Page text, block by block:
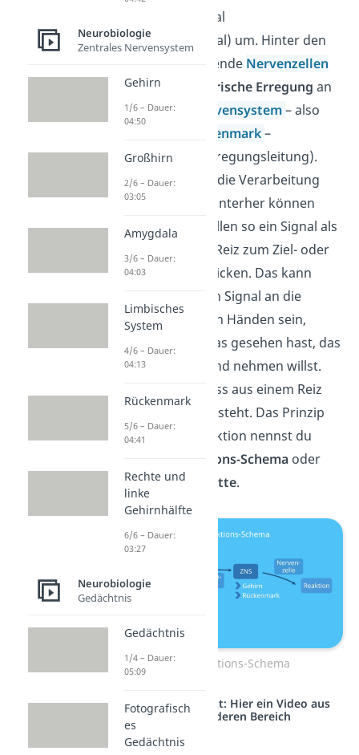
elektrisches Signal
(Rezeptorpotential) um. Hinter den
Sinneszellen liegende Nervenzellen
können die
elektrische Erregung an
daszentrale Nervensystem– also
Rückenmark–
weiterleiten (= Erregungsleitung).
Dort findet dann die Verarbeitung
der Reize statt. Hinterher können
andere Nervenzellen so ein Signal als
Antwort auf den Reiz zum Ziel- oder
Erfolgsorgan schicken. Das kann
beispielsweise ein Signal an die
Muskeln in deinen Händen sein,
nachdem du etwas gesehen hast, das
du jetzt in die Hand nehmen willst.
Das bedeutet, dass aus einem Reiz
eine Reaktion entsteht. Das Prinzip
vom Reiz zur Reaktion nennst du
Reiz-Reaktions-Schema oder
Reiz-Reaktionskette.
Reiz-Reaktions-Schema
Studyflix vernetzt: Hier ein Video aus
einem anderen Bereich
Neurobiologie
Zentrales Nervensystem
Gehirn
1/6 – Dauer:
04:50
Großhirn
2/6 – Dauer:
03:05
Amygdala
3/6 – Dauer:
04:03
Limbisches
System
4/6 – Dauer:
04:13
Rückenmark
5/6 – Dauer:
04:41
Rechte und
linke
Gehirnhälfte
6/6 – Dauer:
03:27
Neurobiologie
Gedächtnis
Gedächtnis
1/4 – Dauer:
05:09
Fotografisch
es
Gedächtnis